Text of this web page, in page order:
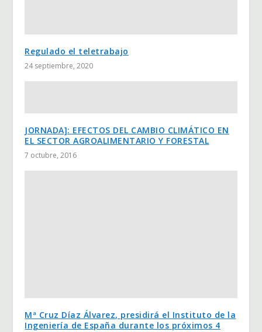
Regulado el teletrabajo
24 septiembre, 2020
JORNADA]: EFECTOS DEL CAMBIO CLIMÁTICO EN
EL SECTOR AGROALIMENTARIO Y FORESTAL
7 octubre, 2016
Mª Cruz Díaz Álvarez, presidirá el Instituto de la
Ingeniería de España durante los próximos 4